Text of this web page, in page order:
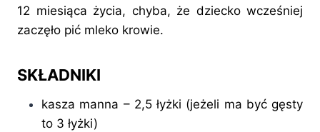
12 miesiąca życia, chyba, że dziecko wcześniej
zaczęło pić mleko krowie.
SKŁADNIKI
kasza manna – 2,5 łyżki (jeżeli ma być gęsty
to 3 łyżki)